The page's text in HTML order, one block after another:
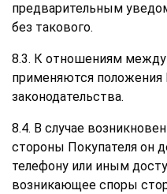
предварительным
без такового.
8.3. К отношениям
применяются положения
законодательства.
8.4. В случае
стороны Покупателя он
телефону или иным
возникающее споры